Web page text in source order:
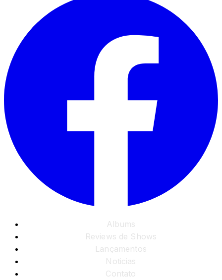
Albums
Reviews de Shows
Lançamentos
Noticias
Contato